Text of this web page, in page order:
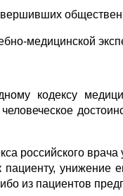
медицинской
кодексу
российского врача
унижение
из пациентов